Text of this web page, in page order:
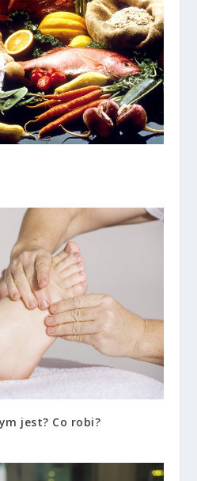
jest? Co robi?